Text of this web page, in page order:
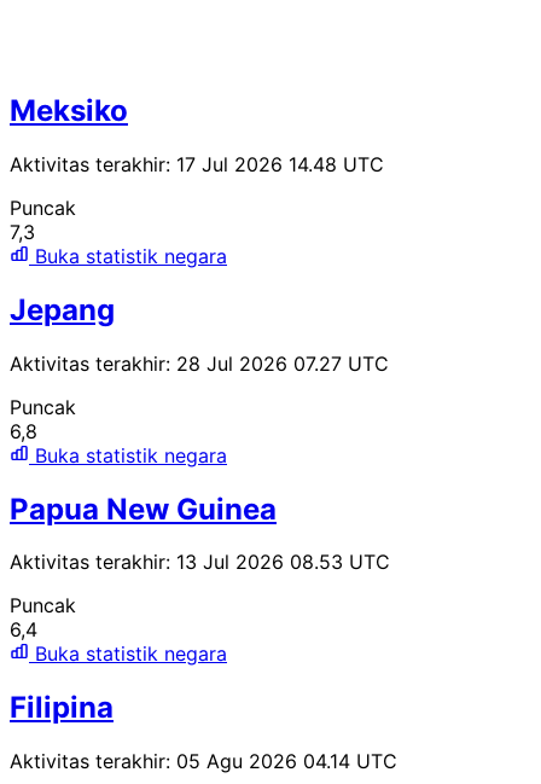
Meksiko
Aktivitas terakhir: 17 Jul 2026 14.48 UTC
Puncak
7,3
Buka statistik negara
Jepang
Aktivitas terakhir: 28 Jul 2026 07.27 UTC
Puncak
6,8
Buka statistik negara
Papua New Guinea
Aktivitas terakhir: 13 Jul 2026 08.53 UTC
Puncak
6,4
Buka statistik negara
Filipina
Aktivitas terakhir: 05 Agu 2026 04.14 UTC